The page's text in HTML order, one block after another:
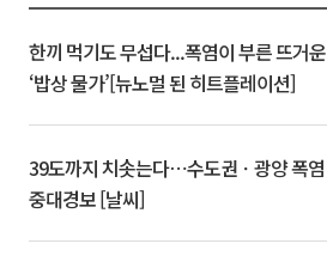
한끼 먹기도 무섭다...폭염이 부른 뜨거운
‘밥상 물가’[뉴노멀 된 히트플레이션]
39도까지 치솟는다⋯수도권ㆍ광양 폭염
중대경보 [날씨]